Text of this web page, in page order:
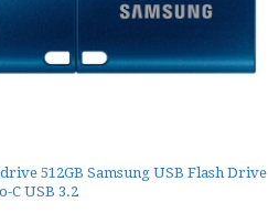
512GB Samsung USB Flash Drive
C USB 3.2